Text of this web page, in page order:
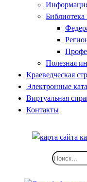
Библиотека
Полезная
Краеведческая
Электронные
Виртуальная
Контакты
Поиск